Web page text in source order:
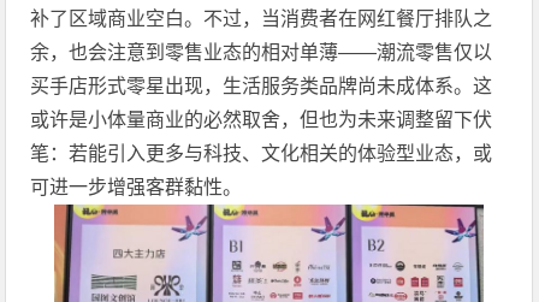
补了区域商业空白。不过，当消费者在网红餐厅排队之
余，也会注意到零售业态的相对单薄——潮流零售仅以
买手店形式零星出现，生活服务类品牌尚未成体系。这
或许是小体量商业的必然取舍，但也为未来调整留下伏
笔：若能引入更多与科技、文化相关的体验型业态，或
可进一步增强客群黏性。